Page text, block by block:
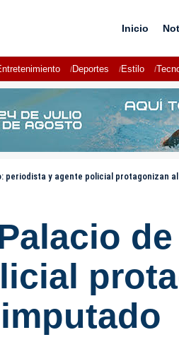
Inicio
Deportes Estilo
periodista y agente policial protagonizan